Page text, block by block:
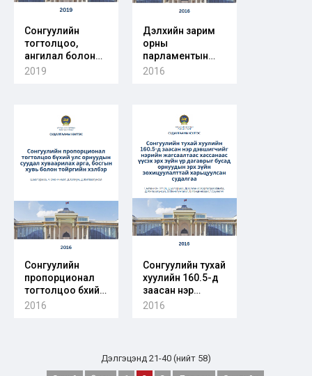
Сонгуулийн
тогтолцоо,
ангилал болон
сонгуулийн
орнуудын
талаарх
лавлагаа
2019
Дэлхийн зарим
орны
парламентын
сонгуулийн тов
мэдээлэл
лавлагаа
2016
Сонгуулийн
пропорционал
тогтолцоо бүхий
улс орнуудын
2016
Сонгуулийн тухай
хуулийн 160.5-д
заасан нэр
дэвшигчийг
эрх зүйн үр
дагаврыг бусад
2016
Дэлгэцэнд 21-40 (нийт 58)